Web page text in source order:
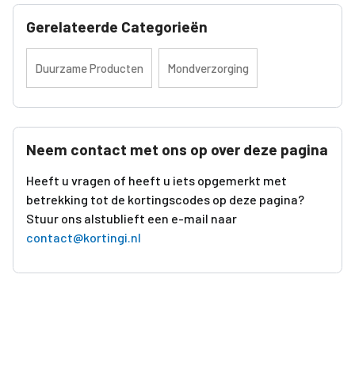
Gerelateerde Categorieën
Duurzame Producten Mondverzorging
Neem contact met ons op over deze pagina
Heeft u vragen of heeft u iets opgemerkt met
betrekking tot de kortingscodes op deze pagina?
Stuur ons alstublieft een e-mail naar
contact@kortingi.nl